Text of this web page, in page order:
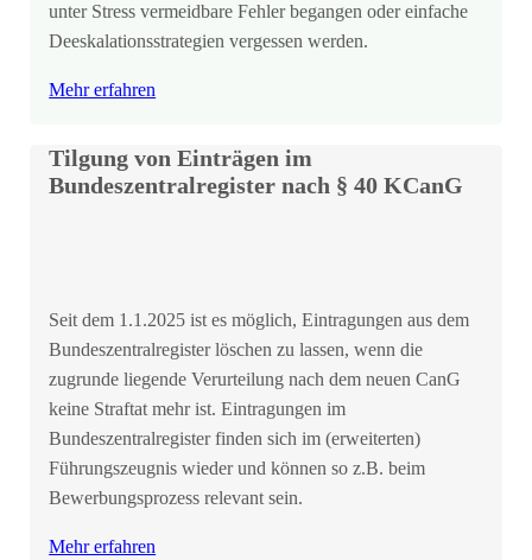
unter Stress vermeidbare Fehler begangen oder einfache
Deeskalationsstrategien vergessen werden.
Mehr erfahren
Tilgung von Einträgen im
Bundeszentralregister nach § 40 KCanG
Seit dem 1.1.2025 ist es möglich, Eintragungen aus dem
Bundeszentralregister löschen zu lassen, wenn die
zugrunde liegende Verurteilung nach dem neuen CanG
keine Straftat mehr ist. Eintragungen im
Bundeszentralregister finden sich im (erweiterten)
Führungszeugnis wieder und können so z.B. beim
Bewerbungsprozess relevant sein.
Mehr erfahren